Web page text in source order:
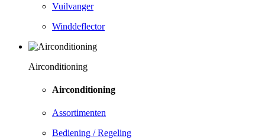
Vuilvanger
Winddeflector
Airconditioning
Airconditioning
Assortimenten
Bediening / Regeling